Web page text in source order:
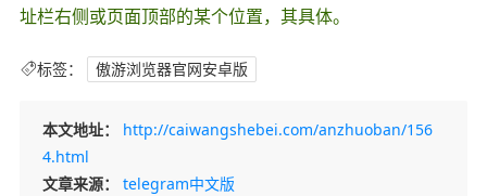
址栏右侧或页面顶部的某个位置，其具体。
标签： 傲游浏览器官网安卓版
本文地址：
http://caiwangshebei.com/anzhuoban/156
4.html
文章来源：
telegram中文版